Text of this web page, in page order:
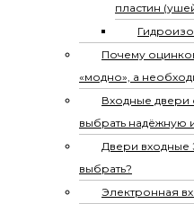
пластин
Почему
«модно», а
Входные двери
выбрать надёжную
Двери входные
выбрать?
Электронная